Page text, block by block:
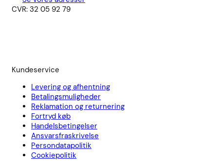
CVR: 32 05 92 79
Kundeservice
Levering og afhentning
Betalingsmuligheder
Reklamation og returnering
Fortryd køb
Handelsbetingelser
Ansvarsfraskrivelse
Persondatapolitik
Cookiepolitik